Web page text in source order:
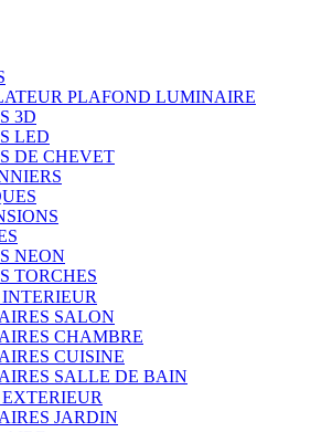
PLAFOND LUMINAIRE
3D
LED
DE CHEVET
NEON
TORCHES
SALON
CHAMBRE
CUISINE
SALLE DE BAIN
JARDIN